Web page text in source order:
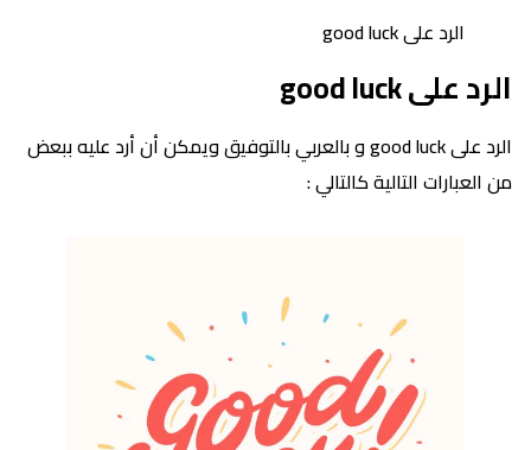
الرد على good luck
الرد على good luck
الرد على good luck و بالعربي بالتوفيق ويمكن أن أرد عليه ببعض
من العبارات التالية كالتالي :